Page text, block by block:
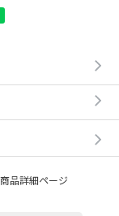
品詳細ページ